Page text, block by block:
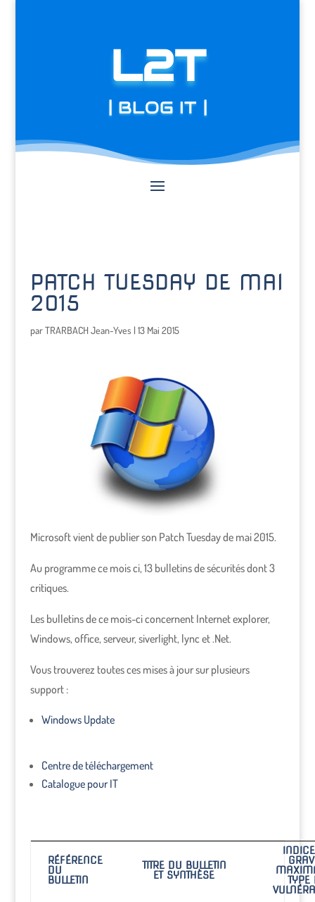
L2T
| BLOG IT |
PATCH TUESDAY DE MAI
2015
parTRARBACH Jean-Yves | 13 Mai 2015
Microsoft vient de publier son Patch Tuesday de mai 2015.
Au programme ce mois ci, 13 bulletins de sécurités dont 3
critiques.
Les bulletins de ce mois-ci concernent Internet explorer,
Windows, office, serveur, siverlight, lync et .Net.
Vous trouverez toutes ces mises à jour sur plusieurs
support :
Windows Update
Centre de téléchargement
Catalogue pour IT
RÉFÉRENCE
DU
BULLETIN
TITRE DU BULLETIN
ET SYNTHÈSE
TYPE